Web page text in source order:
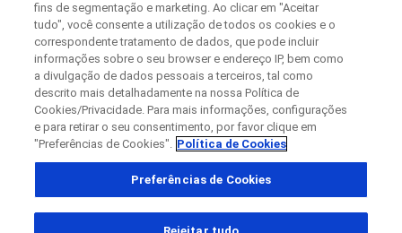
Lúpus Sistêmico
Eritematoso
Contate a Roche diretamente para dúvidas
País
Brasil, selected
Contact the hospital directly
Detalhes pessoais
Primeiro nome
Directly contact the sponsor for questions
Request a call back
Primeiro nome
Sobrenome
fins de segmentação e marketing. Ao clicar em "Aceitar
tudo", você consente a utilização de todos os cookies e o
correspondente tratamento de dados, que pode incluir
informações sobre o seu browser e endereço IP, bem como
a divulgação de dados pessoais a terceiros, tal como
descrito mais detalhadamente na nossa Política de
Cookies/Privacidade. Para mais informações, configurações
e para retirar o seu consentimento, por favor clique em
"Preferências de Cookies". Política de Cookies
Preferências de Cookies